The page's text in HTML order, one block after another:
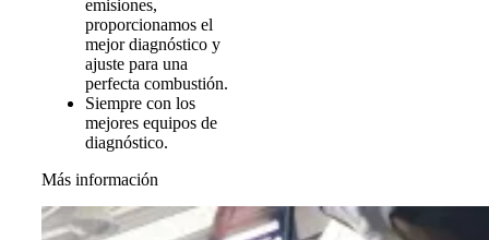
emisiones,
proporcionamos el
mejor diagnóstico y
ajuste para una
perfecta combustión.
Siempre con los
mejores equipos de
diagnóstico.
Más información